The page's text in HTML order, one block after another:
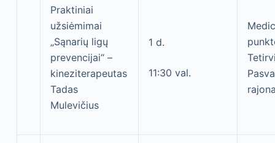
Praktiniai
užsiėmimai
„Sąnarių ligų
prevencijai“ –
kineziterapeutas
Tadas
Mulevičius
1 d.
11:30 val.